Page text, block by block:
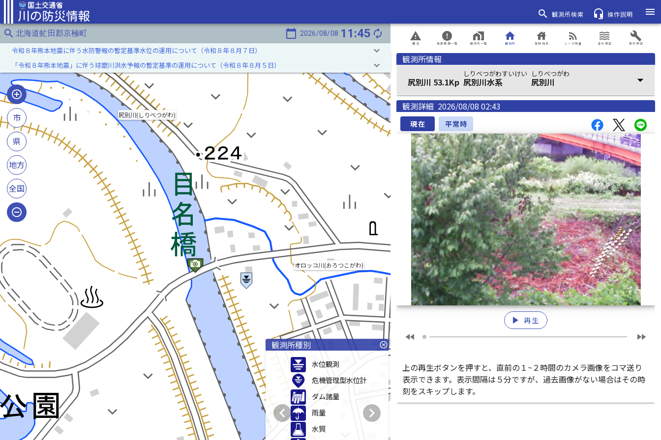
search 観測所検索 headset_mic 操作説明
menu
search 北海道虻田郡京極町 calendar_today 2026/08/08 11:45 autorenew
尻別川(しりべつがわ)
オロッコ川(おろつこがわ)
令和８年熊本地震に伴う水防警報の暫定基準水位の運用について（令和８年８月７日） keyboard_arrow_down
「令和８年熊本地震」に伴う球磨川洪水予報の暫定基準の運用について（令和８年８月５日） keyboard_arrow_down
市
県
地方
全国
観測所種別 highlight_off
水位観測
危機管理型水位計
ダム諸量
雨量
水質
chevron_left chevron_right
概況
report_problem
発表情報一覧
error
観測所一覧
home_work
観測所
home
登録地点
house
レーダ雨量
rss_feed
浸水想定
waves
表示設定
build
観測所情報
尻別川 53.1Kp
しりべつがわすいけい
尻別川水系
しりべつがわ
尻別川 arrow_drop_down
観測詳細 2026/08/08 02:43
現在 平常時
play_arrow 再生
fast_rewind fast_forward
上の再生ボタンを押すと、直前の１~２時間のカメラ画像をコマ送り
表示できます。表示間隔は５分ですが、過去画像がない場合はその時
刻をスキップします。